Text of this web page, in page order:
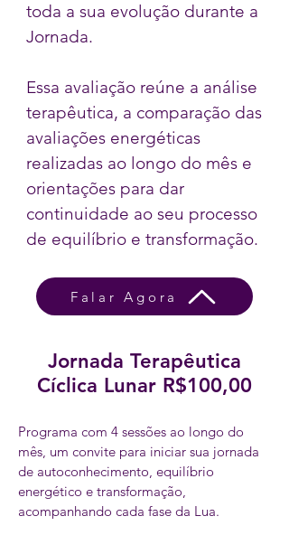
toda a sua evolução durante a
Jornada.
Essa avaliação reúne a análise
terapêutica, a comparação das
avaliações energéticas
realizadas ao longo do mês e
orientações para dar
continuidade ao seu processo
de equilíbrio e transformação.
Falar Agora
Jornada Terapêutica
Cíclica Lunar R$100,00
Programa com 4 sessões ao longo do
mês, um convite para iniciar sua jornada
de autoconhecimento, equilíbrio
energético e transformação,
acompanhando cada fase da Lua.